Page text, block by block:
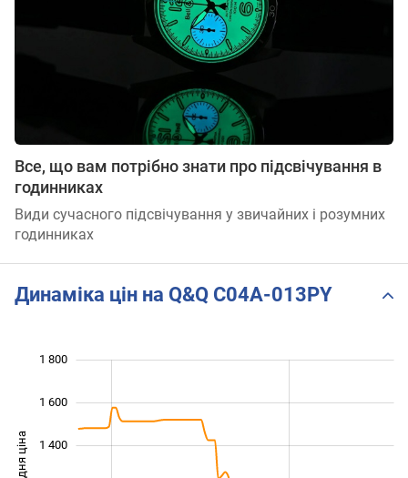
Все, що вам потрібно знати про підсвічування в
годинниках
Види сучасного підсвічування у звичайних і розумних
годинниках
Динаміка цін на Q&Q C04A-013PY
1 400
1 600
1 800